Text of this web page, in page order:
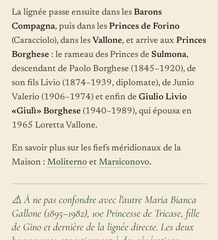
La lignée passe ensuite dans les Barons
Compagna, puis dans les Princes de Forino
(Caracciolo), dans les Vallone, et arrive aux Princes
Borghese : le rameau des Princes de Sulmona,
descendant de Paolo Borghese (1845–1920), de
son fils Livio (1874–1939, diplomate), de Junio
Valerio (1906–1974) et enfin de Giulio Livio
«Giulì» Borghese (1940–1989), qui épousa en
1965 Loretta Vallone.
En savoir plus sur les fiefs méridionaux de la
Maison : Moliterno et Marsiconovo.
⚠️ À ne pas confondre avec l'autre Maria Bianca
Gallone (1895–1982), 10e Princesse de Tricase, fille
de Gino et dernière de la lignée directe. Les deux